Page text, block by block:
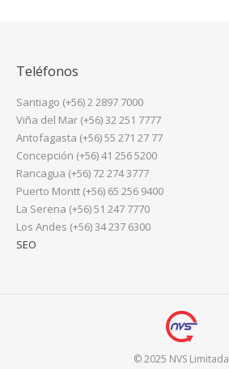
Teléfonos
Santiago (+56) 2 2897 7000
Viña del Mar (+56) 32 251 7777
Antofagasta (+56) 55 271 27 77
Concepción (+56) 41 256 5200
Rancagua (+56) 72 274 3777
Puerto Montt (+56) 65 256 9400
La Serena (+56) 51 247 7770
Los Andes (+56) 34 237 6300
SEO
© 2025 NVS Limitada